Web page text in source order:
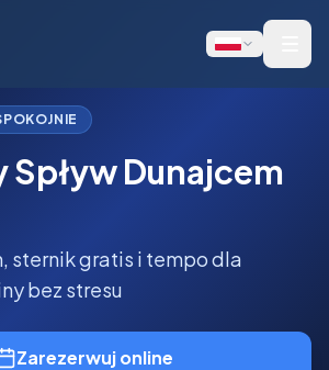
Dunajcem
sternik gratis i tempo dla
bez stresu
Zarezerwuj online